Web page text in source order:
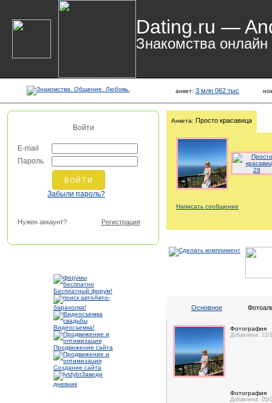
Dating.ru —
Знакомства онлайн
анкет: 3 млн 062 тыс
Войти
E-mail
Пароль
Забыли пароль?
Нужен аккаунт? Регистрация
Бесплатный форум!
Авто-
барахолка!
Видеосъемка!
Продвижение сайта
Создание сайта
Заведи
дневник
Анкета: Просто красавица
Написать сообщение
Основное
Фотография
Добавлена: 22/
Фотография
Добавлена: 05/